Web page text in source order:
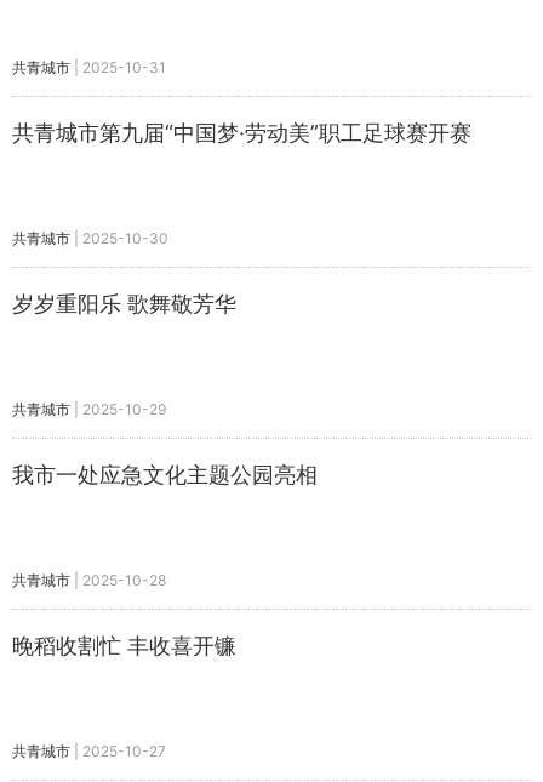
共青城市 2025-10-31
共青城市第九届“中国梦·劳动美”职工足球赛开赛
共青城市 2025-10-30
岁岁重阳乐 歌舞敬芳华
共青城市 2025-10-29
我市一处应急文化主题公园亮相
共青城市 2025-10-28
晚稻收割忙 丰收喜开镰
共青城市 2025-10-27